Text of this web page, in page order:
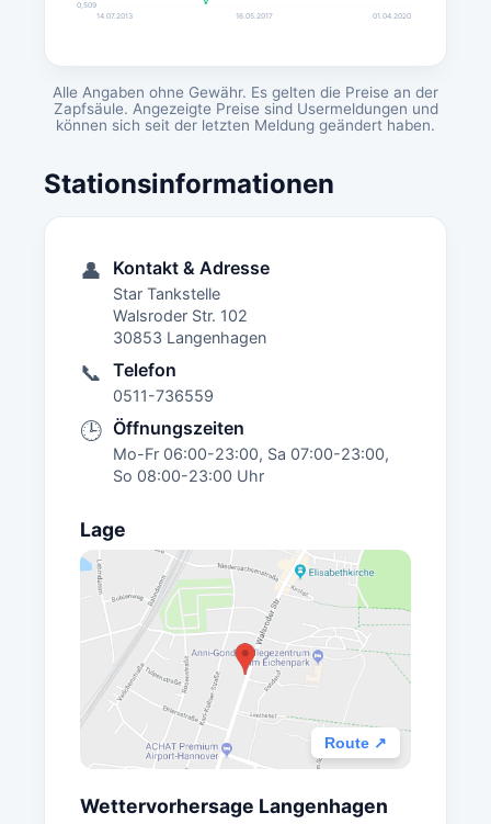
0,509
14.07.2013 16.05.2017 01.04.2020
Alle Angaben ohne Gewähr. Es gelten die Preise an der
Zapfsäule. Angezeigte Preise sind Usermeldungen und
können sich seit der letzten Meldung geändert haben.
Stationsinformationen
👤 Kontakt & Adresse
Star Tankstelle
Walsroder Str. 102
30853 Langenhagen
📞 Telefon
0511-736559
🕒 Öffnungszeiten
Mo-Fr 06:00-23:00, Sa 07:00-23:00,
So 08:00-23:00 Uhr
Lage
Route ↗
Wettervorhersage Langenhagen